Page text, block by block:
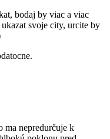
bodaj by viac a viac
svoje city, urcite by
ma nepredurčuje k